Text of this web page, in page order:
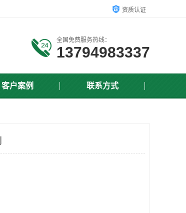
资质认证
全国免费服务热线：
13794983337
客户案例 联系方式